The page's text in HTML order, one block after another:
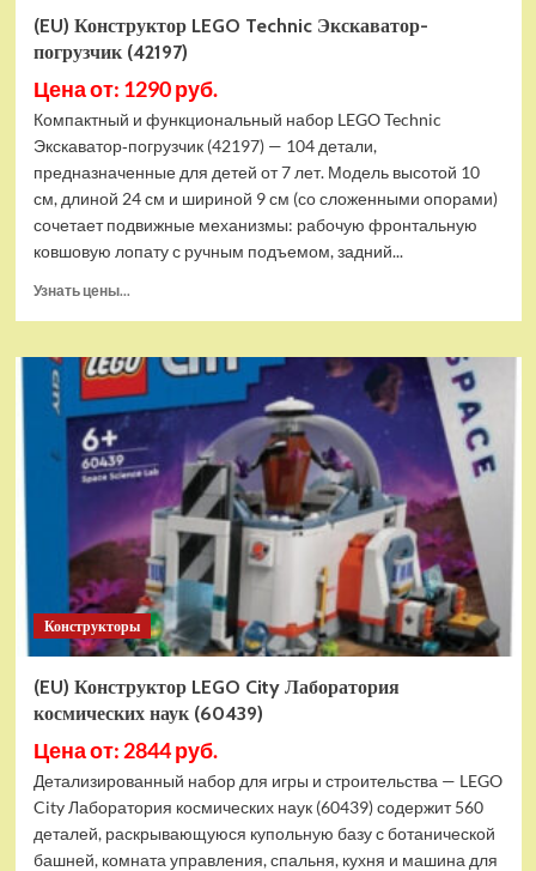
(EU) Конструктор LEGO Technic Экскаватор-
погрузчик (42197)
Цена от: 1290 руб.
Компактный и функциональный набор LEGO Technic
Экскаватор‑погрузчик (42197) — 104 детали,
предназначенные для детей от 7 лет. Модель высотой 10
см, длиной 24 см и шириной 9 см (со сложенными опорами)
сочетает подвижные механизмы: рабочую фронтальную
ковшовую лопату с ручным подъемом, задний...
Узнать цены...
(EU)
Конструктор
LEGO
Technic
Экскаватор-
погрузчик
(42197)
Конструкторы
(EU) Конструктор LEGO City Лаборатория
космических наук (60439)
Цена от: 2844 руб.
Детализированный набор для игры и строительства — LEGO
City Лаборатория космических наук (60439) содержит 560
деталей, раскрывающуюся купольную базу с ботанической
башней, комната управления, спальня, кухня и машина для